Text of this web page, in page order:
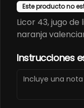
Instagram
Facebook
Mi cuenta
Este producto no
Licor 43, jugo
naranja
Instrucciones